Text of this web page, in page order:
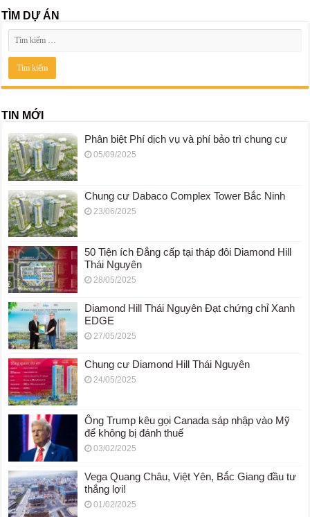
TÌM DỰ ÁN
TIN MỚI
Phân biệt Phí dịch vụ và phí bảo trì chung cư
05/09/2025
Chung cư Dabaco Complex Tower Bắc Ninh
23/06/2025
50 Tiện ích Đẳng cấp tại tháp đôi Diamond Hill
Thái Nguyên
28/05/2025
Diamond Hill Thái Nguyên Đạt chứng chỉ Xanh
EDGE
27/05/2025
Chung cư Diamond Hill Thái Nguyên
24/05/2025
Ông Trump kêu gọi Canada sáp nhập vào Mỹ
để không bị đánh thuế
03/02/2025
Vega Quang Châu, Việt Yên, Bắc Giang đầu tư
thắng lợi!
01/02/2025